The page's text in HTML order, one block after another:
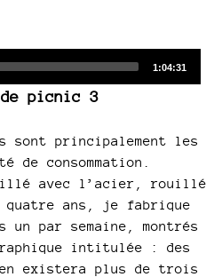
Total
1:04:31
picnic 3
sont principalement les
de consommation.
avec l’acier, rouillé
quatre ans, je fabrique
un par semaine, montrés
intitulée : des
existera plus de trois